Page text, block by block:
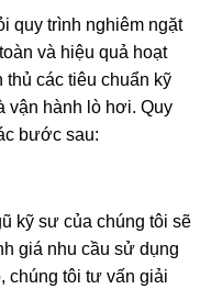
quy trình nghiêm ngặt
và hiệu quả hoạt
các tiêu chuẩn kỹ
vận hành lò hơi. Quy
bước sau:
kỹ sư của chúng tôi sẽ
giá nhu cầu sử dụng
chúng tôi tư vấn giải